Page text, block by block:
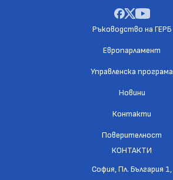
Ръководство на ГЕРБ
Европарламент
Управленска програма
Новини
Контакти
Поверителност
КОНТАКТИ
София, Пл. България 1,